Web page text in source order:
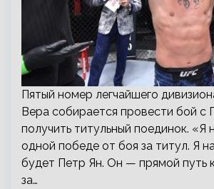
Пятый номер легчайшего
Вера собирается провести бой с
получить титульный поединок. «Я
одной победе от боя за титул. Я
будет Петр Ян. Он — прямой путь
за…